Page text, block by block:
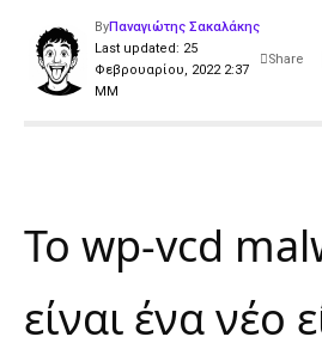
Last updated: 25
Φεβρουαρίου, 2022 2:37
ΜΜ
ByΠαναγιώτης Σακαλάκης
Share
Το wp-vcd
είναι ένα νέο